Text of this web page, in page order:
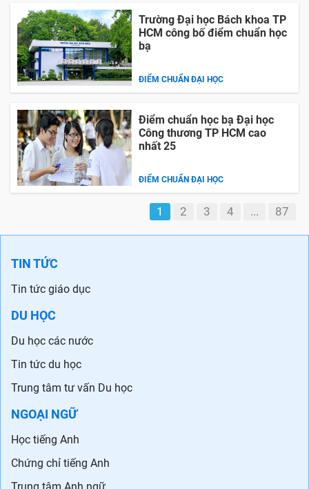
Trường Đại học Bách khoa TP
HCM công bố điểm chuẩn học
bạ
ĐIỂM CHUẨN ĐẠI HỌC
Điểm chuẩn học bạ Đại học
Công thương TP HCM cao
nhất 25
ĐIỂM CHUẨN ĐẠI HỌC
1 2 3 4 ... 87
TIN TỨC
Tin tức giáo dục
DU HỌC
Du học các nước
Tin tức du học
Trung tâm tư vấn Du học
NGOẠI NGỮ
Học tiếng Anh
Chứng chỉ tiếng Anh